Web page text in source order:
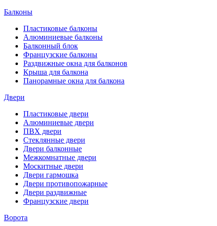
Балконы
Пластиковые балконы
Алюминиевые балконы
Балконный блок
Французские балконы
Раздвижные окна для балконов
Крыша для балкона
Панорамные окна для балкона
Двери
Пластиковые двери
Алюминиевые двери
ПВХ двери
Стеклянные двери
Двери балконные
Межкомнатные двери
Москитные двери
Двери гармошка
Двери противопожарные
Двери раздвижные
Французские двери
Ворота